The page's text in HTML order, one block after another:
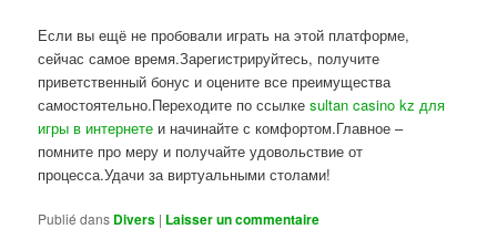
Если вы ещё не пробовали играть на этой платформе,
сейчас самое время.Зарегистрируйтесь, получите
приветственный бонус и оцените все преимущества
самостоятельно.Переходите по ссылкеsultan casino kz для
игры в интернете и начинайте с комфортом.Главное –
помните про меру и получайте удовольствие от
процесса.Удачи за виртуальными столами!
Publié dans Divers | Laisser un commentaire